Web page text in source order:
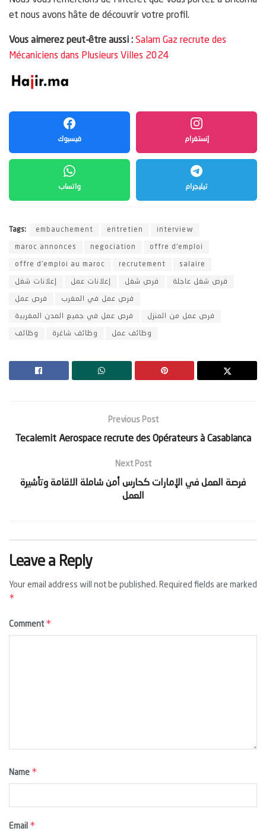
et nous avons hâte de découvrir votre profil.
Vous aimerez peut-être aussi : Salam Gaz recrute des
Mécaniciens dans Plusieurs Villes 2024
فيسبوك إنستغرام
واتساب تيليجرام
Tags: embauchement entretien interview
maroc annonces negociation offre d'emploi
offre d'emploi au maroc recrutement salaire
إعلانات شغل إعلانات عمل فرص شغل فرص شغل عاجلة
فرص عمل فرص عمل في المغرب
فرص عمل في جميع المدن المغربية فرص عمل من المنزل
وظائف وظائف شاغرة وظائف عمل
Previous Post
Tecalemit Aerospace recrute des Opérateurs à Casablanca
Next Post
‫فرصة العمل في الإمارات كحارس أمن شاملة الاقامة وتأشيرة
Leave a Reply
Your email address will not be published. Required fields are marked
*
Comment *
Name *
Email *